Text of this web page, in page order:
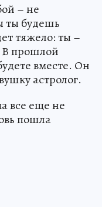
– не
ты будешь
тяжело: ты –
В прошлой
вместе. Он
астролог.
все еще не
пошла